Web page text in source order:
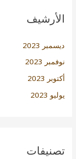
الأرشيف
ديسمبر 2023
نوفمبر 2023
أكتوبر 2023
يوليو 2023
تصنيفات